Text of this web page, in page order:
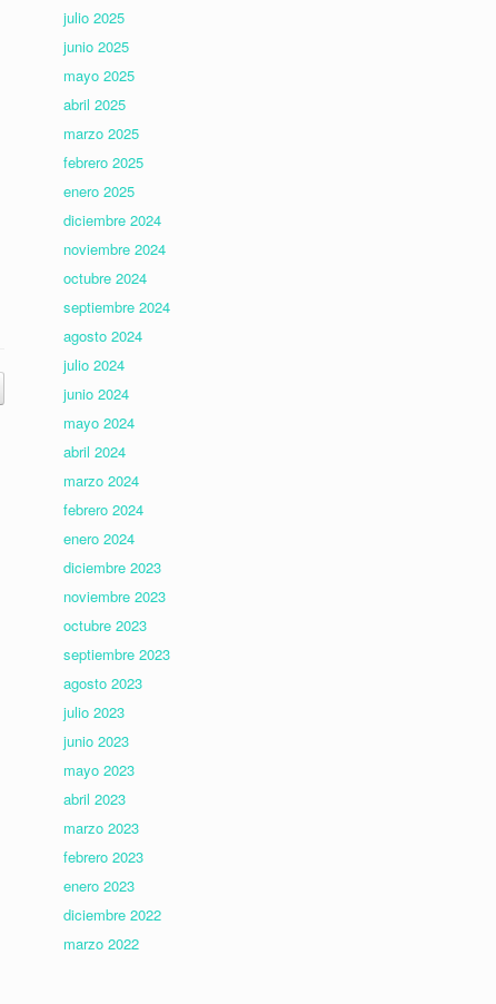
julio 2025
junio 2025
mayo 2025
abril 2025
marzo 2025
febrero 2025
enero 2025
diciembre 2024
noviembre 2024
octubre 2024
septiembre 2024
agosto 2024
julio 2024
junio 2024
mayo 2024
abril 2024
marzo 2024
febrero 2024
enero 2024
diciembre 2023
noviembre 2023
octubre 2023
septiembre 2023
agosto 2023
julio 2023
junio 2023
mayo 2023
abril 2023
marzo 2023
febrero 2023
enero 2023
diciembre 2022
marzo 2022